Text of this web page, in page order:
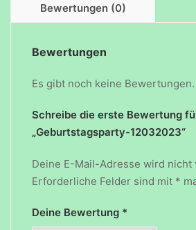
Bewertungen (0)
Bewertungen
Es gibt noch keine Bewertungen.
Schreibe die erste Bewertung
„Geburtstagsparty-12032023“
Deine E-Mail-Adresse wird
Erforderliche Felder sind mit *
Deine Bewertung *